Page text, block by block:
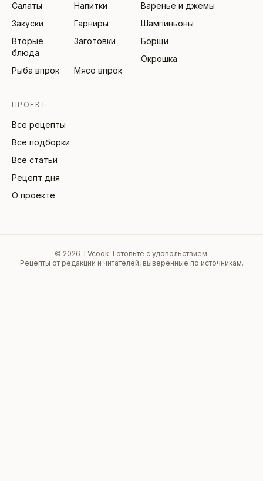
Салаты
Напитки
Закуски
Гарниры
Вторые
блюда
Заготовки
Рыба впрок Мясо впрок
Варенье и джемы
Шампиньоны
Борщи
Окрошка
ПРОЕКТ
Все рецепты
Все подборки
Все статьи
Рецепт дня
О проекте
© 2026 TVcook. Готовьте с удовольствием.
Рецепты от редакции и читателей, выверенные по источникам.